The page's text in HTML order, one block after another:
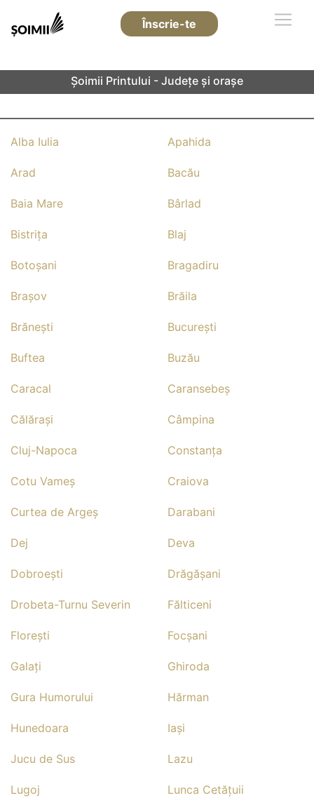
Înscrie-te
Şoimii Printului - Județe și orașe
Alba Iulia Apahida
Arad Bacău
Baia Mare Bârlad
Bistriţa Blaj
Botoşani Bragadiru
Braşov Brăila
Brăneşti Bucureşti
Buftea Buzău
Caracal Caransebeş
Călăraşi Câmpina
Cluj-Napoca Constanţa
Cotu Vameş Craiova
Curtea de Argeş Darabani
Dej Deva
Dobroeşti Drăgăşani
Drobeta-Turnu Severin Fălticeni
Floreşti Focşani
Galaţi Ghiroda
Gura Humorului Hărman
Hunedoara Iaşi
Jucu de Sus Lazu
Lugoj Lunca Cetăţuii